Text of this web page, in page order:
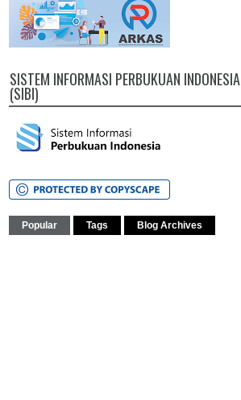
SISTEM INFORMASI PERBUKUAN INDONESIA
(SIBI)
Popular Tags Blog Archives